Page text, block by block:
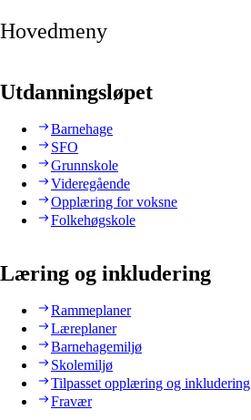
Hovedmeny
Utdanningsløpet
Barnehage
SFO
Grunnskole
Videregående
Opplæring for voksne
Folkehøgskole
Læring og inkludering
Rammeplaner
Læreplaner
Barnehagemiljø
Skolemiljø
Tilpasset opplæring og inkludering
Fravær